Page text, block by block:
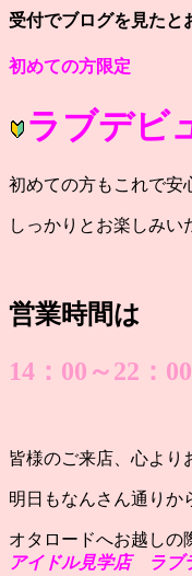
受付でブログを見たと
初めての方限定
ラブデビ
初めての方もこれで安
しっかりとお楽しみい
営業時間は
14：00～22：00
皆様のご来店、心より
明日もなんさん通りか
オタロードへお越しの
アイドル見学店 ラブ